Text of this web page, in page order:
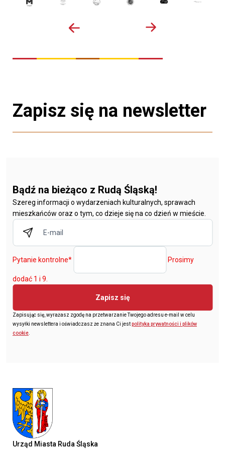
Zapisz się na newsletter
Bądź na bieżąco z Rudą Śląską!
Szereg informacji o wydarzeniach kulturalnych, sprawach
mieszkańców oraz o tym, co dzieje się na co dzień w mieście.
Pytanie kontrolne* Prosimy
dodać 1 i 9.
Zapisz się
Zapisując się, wyrażasz zgodę na przetwarzanie Twojego adresu e-mail w celu
wysyłki newslettera i oświadczasz że znana Ci jestpolityka prywatności i plików
cookie
Urząd Miasta Ruda Śląska